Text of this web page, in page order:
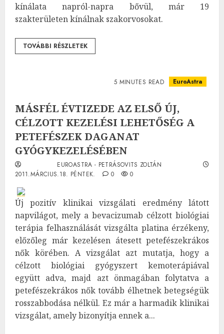
kínálata napról-napra bővül, már 19
szakterületen kínálnak szakorvosokat.
TOVÁBBI RÉSZLETEK
5 MINUTES READ EuroAstra
MÁSFÉL ÉVTIZEDE AZ ELSŐ ÚJ,
CÉLZOTT KEZELÉSI LEHETŐSÉG A
PETEFÉSZEK DAGANAT
GYÓGYKEZELÉSÉBEN
EUROASTRA - PETRÁSOVITS ZOLTÁN
2011.MÁRCIUS.18. PÉNTEK.
0 0
Új pozitív klinikai vizsgálati eredmény látott
napvilágot, mely a bevacizumab célzott biológiai
terápia felhasználását vizsgálta platina érzékeny,
előzőleg már kezelésen átesett petefészekrákos
nők körében. A vizsgálat azt mutatja, hogy a
célzott biológiai gyógyszert kemoterápiával
együtt adva, majd azt önmagában folytatva a
petefészekrákos nők tovább élhetnek betegségük
rosszabbodása nélkül. Ez már a harmadik klinikai
vizsgálat, amely bizonyítja ennek a...